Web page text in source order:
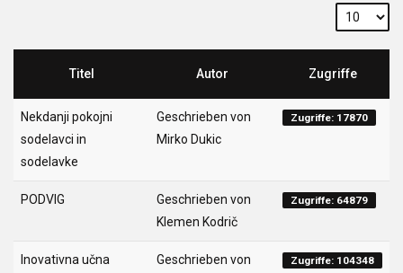
Titel Autor Zugriffe
Nekdanji pokojni
sodelavci in
sodelavke
Geschrieben von
Mirko Dukic
Zugriffe: 17870
PODVIG
Geschrieben von
Klemen Kodrič
Zugriffe: 64879
Inovativna učna
Geschrieben von
Zugriffe: 104348